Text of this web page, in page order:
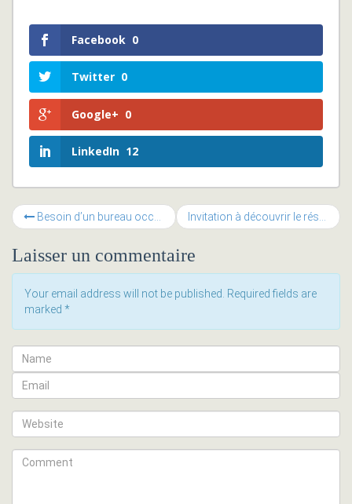
Facebook 0
Twitter 0
Google+ 0
LinkedIn 12
Besoin d’un bureau occasionnellement ? Invitation à découvrir le réseau MyBusyMeal
Laisser un commentaire
Your email address will not be published. Required fields are
marked *